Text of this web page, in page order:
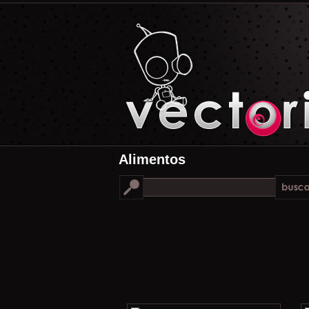
Alimentos